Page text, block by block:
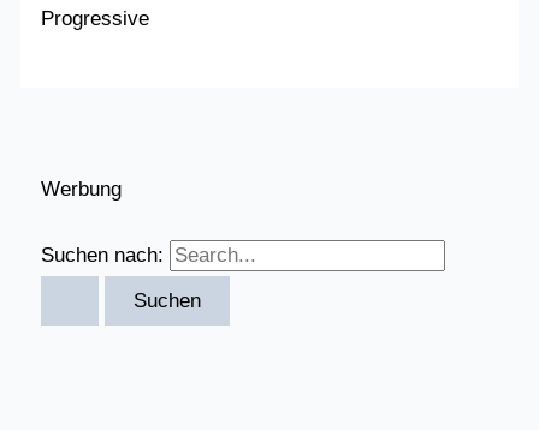
Progressive
Werbung
Suchen nach: